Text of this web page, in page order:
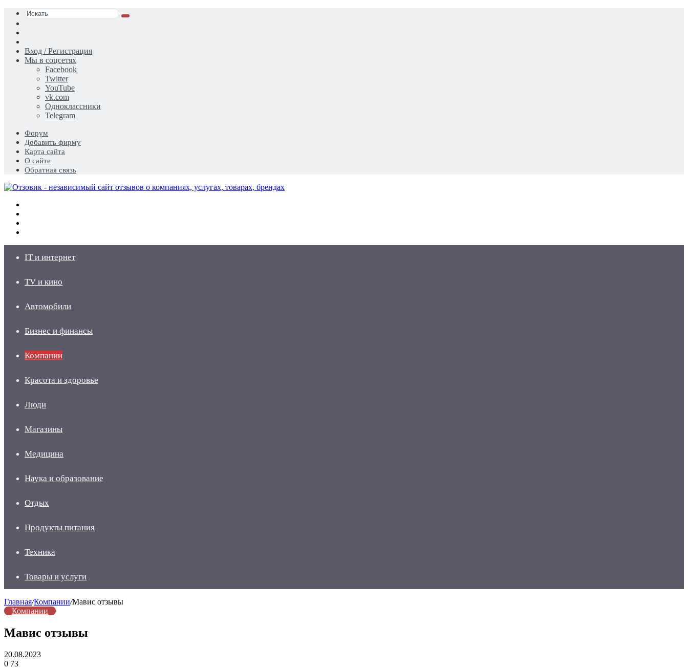
Искать
статья
Вход / Регистрация
Мы в соцсетях
Facebook
Twitter
YouTube
vk.com
Одноклассники
Telegram
Форум
Добавить фирму
Карта сайта
О сайте
Обратная связь
IT и интернет
TV и кино
Автомобили
Бизнес и финансы
Компании
Красота и здоровье
Люди
Магазины
Медицина
Наука и образование
Отдых
Продукты питания
Техника
Товары и услуги
Главная/Компании/Мавис отзывы
Компании
Мавис отзывы
20.08.2023
0 73